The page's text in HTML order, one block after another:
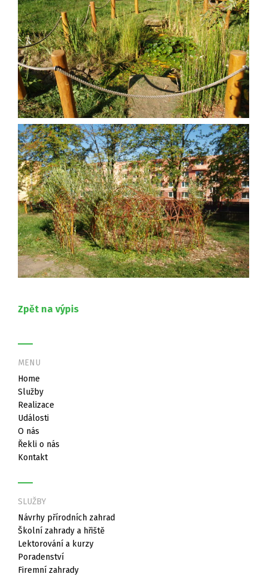
Zpět na výpis
MENU
Home
Služby
Realizace
Události
O nás
Řekli o nás
Kontakt
SLUŽBY
Návrhy přírodních zahrad
Školní zahrady a hřiště
Lektorování a kurzy
Poradenství
Firemní zahrady